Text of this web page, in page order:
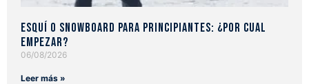
Esquí o snowboard para principiantes: ¿Por cual
empezar?
06/08/2026
Leer más »